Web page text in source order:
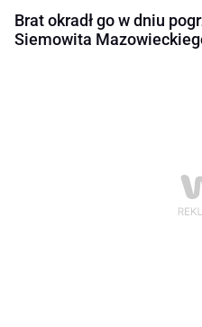
Brat okradł go w dniu
Siemowita